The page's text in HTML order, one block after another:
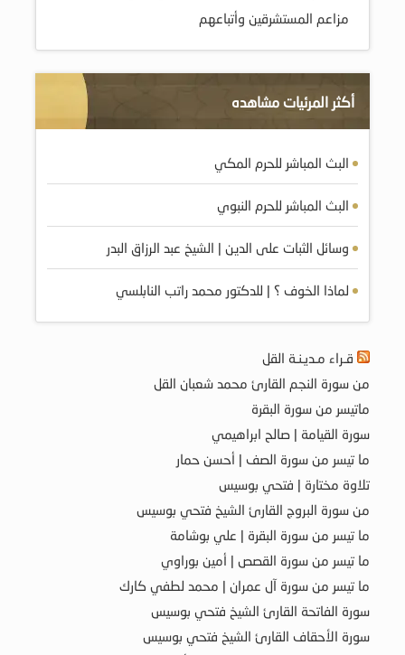
مزاعم المستشرقين وأتباعهم
أكثر المرئيات مشاهده
البث المباشر للحرم المكي
البث المباشر للحرم النبوي
وسائل الثبات على الدين | الشيخ عبد الرزاق البدر
لماذا الخوف ؟ | للدكتور محمد راتب النابلسي
قـراء مـديـنـة القل
من سورة النجم القارئ محمد شعبان القل
ماتيسر من سورة البقرة
سورة القيامة | صالح ابراهيمي
ما تيسر من سورة الصف | أحسن حمار
تلاوة مختارة | فتحي بوسيس
من سورة البروج القارئ الشيخ فتحي بوسيس
ما تيسر من سورة البقرة | علي بوشامة
ما تيسر من سورة القصص | أمين بوراوي
ما تيسر من سورة آل عمران | محمد لطفي كارك
سورة الفاتحة القارئ الشيخ فتحي بوسيس
سورة الأحقاف القارئ الشيخ فتحي بوسيس